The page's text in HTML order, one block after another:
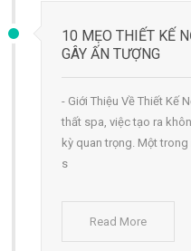
10 MẸO THIẾT KẾ
GÂY ẤN TƯỢNG
- Giới Thiệu Về Thiết Kế
thất spa, việc tạo ra
kỳ quan trọng. Một
s
Read More